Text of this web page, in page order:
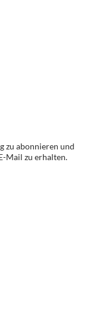
zu abonnieren und
Mail zu erhalten.